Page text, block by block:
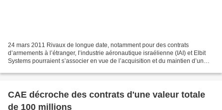
24 mars 2011 Rivaux de longue date, notamment pour des contrats
d’armements à l’étranger, I’industrie aéronautique israélienne (IAI) et Elbit
Systems pourraient s’associer en vue de l’acquisition et du maintien d’un
CAE décroche des contrats d'une valeur totale
de 100 millions